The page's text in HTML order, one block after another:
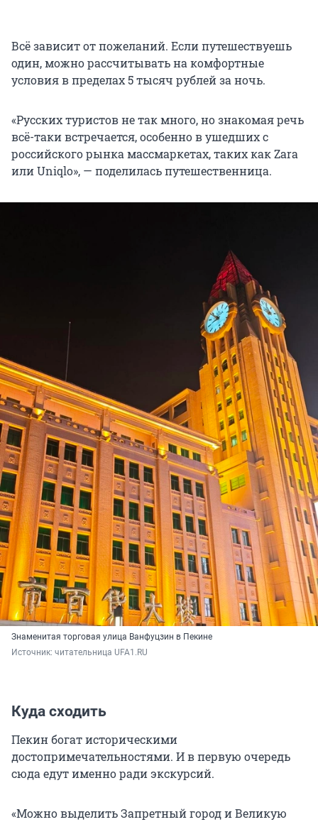
Всё зависит от пожеланий. Если путешествуешь
один, можно рассчитывать на комфортные
условия в пределах 5 тысяч рублей за ночь.
«Русских туристов не так много, но знакомая речь
всё-таки встречается, особенно в ушедших с
российского рынка массмаркетах, таких как Zara
или Uniqlo», — поделилась путешественница.
Знаменитая торговая улица Ванфуцзин в Пекине
Источник: читательница UFA1.RU
Куда сходить
Пекин богат историческими
достопримечательностями. И в первую очередь
сюда едут именно ради экскурсий.
«Можно выделить Запретный город и Великую